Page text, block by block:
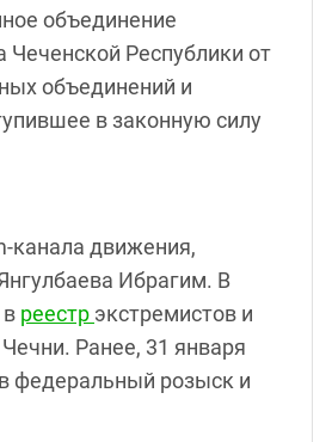
объединение
Республики от
объединений и
в законную силу
канала движения,
Ибрагим. В
реестр экстремистов и
Ранее, 31 января
федеральный розыск и